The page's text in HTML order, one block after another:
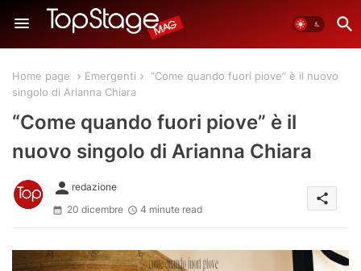
Home page Emergenti
“Come quando fuori piove” è il nuovo
singolo di Arianna Chiara
“Come quando fuori piove” è il
nuovo singolo di Arianna Chiara
person redazione
20 dicembre
4 minute read
share